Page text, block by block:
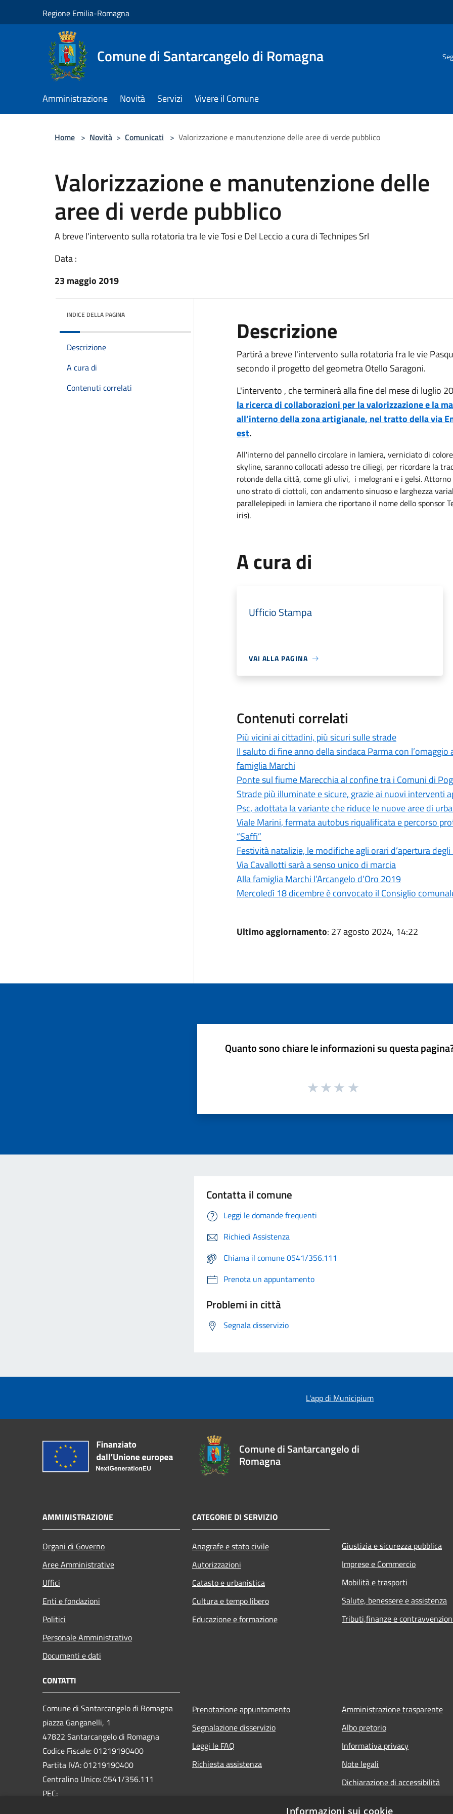
Regione Emilia-Romagna
Comune di Santarcangelo di Romagna
Amministrazione Novità Servizi Vivere il Comune
Home > Novità > Comunicati > Valorizzazione e manutenzione delle aree di verde pubblico
Valorizzazione e manutenzione delle
aree di verde pubblico
A breve l'intervento sulla rotatoria tra le vie Tosi e Del Leccio a cura di Technipes Srl
Data :
23 maggio 2019
INDICE DELLA PAGINA
Descrizione
A cura di
Contenuti correlati
Descrizione
Partirà a breve l'intervento sulla rotatoria fra le vie
secondo il progetto del geometra Otello Saragoni.
L'intervento , che terminerà alla fine del mese di luglio
la ricerca di collaborazioni per la valorizzazione e la
all’interno della zona artigianale, nel tratto della via
est.
All'interno del pannello circolare in lamiera, verniciato di
skyline, saranno collocati adesso tre ciliegi, per ricordare la
rotonde della città, come gli ulivi, i melograni e i gelsi.
uno strato di ciottoli, con andamento sinuoso e larghezza
parallelepipedi in lamiera che riportano il nome dello sponsor
iris).
A cura di
Ufficio Stampa
VAI ALLA PAGINA
Contenuti correlati
Più vicini ai cittadini, più sicuri sulle strade
Il saluto di fine anno della sindaca Parma con l’omaggio
famiglia Marchi
Ponte sul fiume Marecchia al confine tra i Comuni di
Strade più illuminate e sicure, grazie ai nuovi interventi
Psc, adottata la variante che riduce le nuove aree di
Viale Marini, fermata autobus riqualificata e percorso
“Saffi”
Festività natalizie, le modifiche agli orari d’apertura
Via Cavallotti sarà a senso unico di marcia
Alla famiglia Marchi l’Arcangelo d’Oro 2019
Mercoledì 18 dicembre è convocato il Consiglio
Ultimo aggiornamento: 27 agosto 2024, 14:22
Quanto sono chiare le informazioni su questa
Contatta il comune
Leggi le domande frequenti
Richiedi Assistenza
Chiama il comune 0541/356.111
Prenota un appuntamento
Problemi in città
Segnala disservizio
L'app di Municipium
Comune di Santarcangelo di
Romagna
AMMINISTRAZIONE
Organi di Governo
Aree Amministrative
Uffici
Enti e fondazioni
Politici
Personale Amministrativo
Documenti e dati
CATEGORIE DI SERVIZIO
Anagrafe e stato civile
Autorizzazioni
Catasto e urbanistica
Cultura e tempo libero
Educazione e formazione
Giustizia e sicurezza pubblica
Imprese e Commercio
Mobilità e trasporti
Salute, benessere e assistenza
Tributi,finanze e
CONTATTI
Comune di Santarcangelo di Romagna
piazza Ganganelli, 1
47822 Santarcangelo di Romagna
Codice Fiscale: 01219190400
Partita IVA: 01219190400
Centralino Unico: 0541/356.111
PEC:
Prenotazione appuntamento
Segnalazione disservizio
Leggi le FAQ
Richiesta assistenza
Amministrazione trasparente
Albo pretorio
Informativa privacy
Note legali
Dichiarazione di accessibilità
Informazioni sui cookie